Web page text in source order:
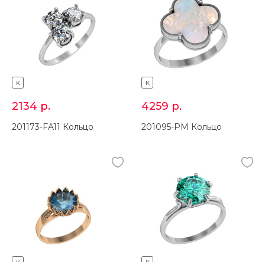
K
2134 р.
201173-FA11 Кольцо
K
4259 р.
201095-PM Кольцо